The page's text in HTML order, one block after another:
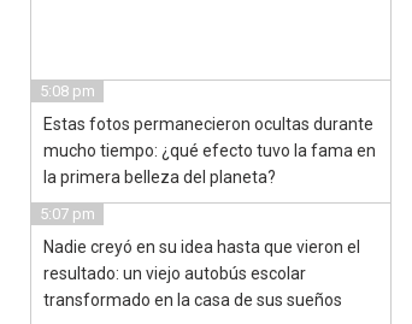
5:08 pm
Estas fotos permanecieron ocultas durante
mucho tiempo: ¿qué efecto tuvo la fama en
la primera belleza del planeta?
5:07 pm
Nadie creyó en su idea hasta que vieron el
resultado: un viejo autobús escolar
transformado en la casa de sus sueños